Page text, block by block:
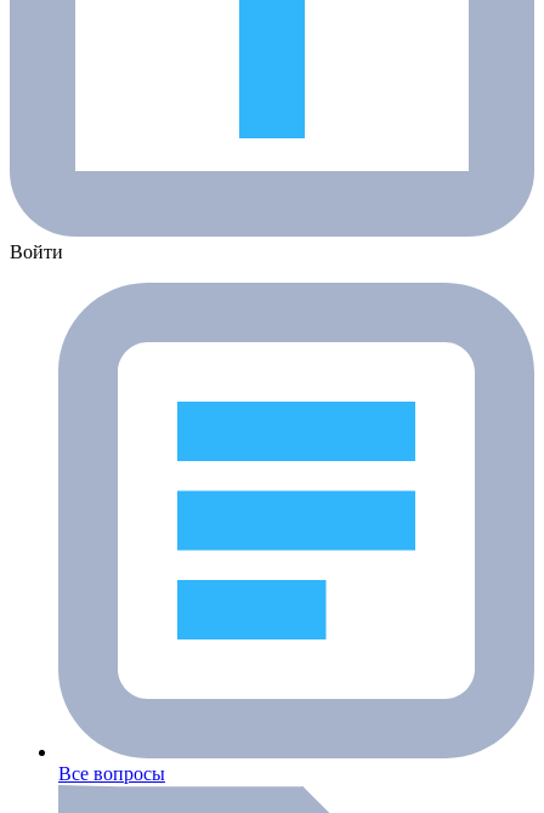
Войти
Все вопросы